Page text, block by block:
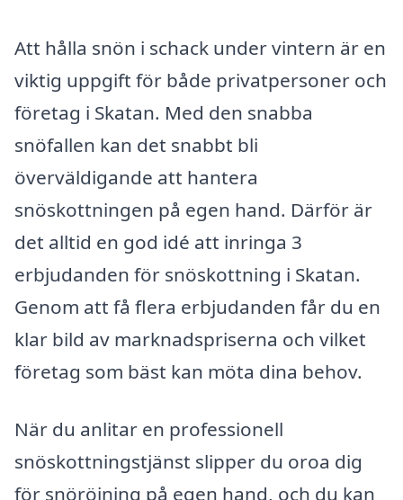
Att hålla snön i schack under vintern är en
viktig uppgift för både privatpersoner och
företag i Skatan. Med den snabba
snöfallen kan det snabbt bli
överväldigande att hantera
snöskottningen på egen hand. Därför är
det alltid en god idé att inringa 3
erbjudanden för snöskottning i Skatan.
Genom att få flera erbjudanden får du en
klar bild av marknadspriserna och vilket
företag som bäst kan möta dina behov.
När du anlitar en professionell
snöskottningstjänst slipper du oroa dig
för snöröjning på egen hand, och du kan